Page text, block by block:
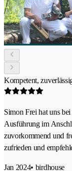
Kompetent,
Simon Frei hat uns
Ausführung im
zuvorkommend und
zufrieden und
Jan 2024• birdhouse